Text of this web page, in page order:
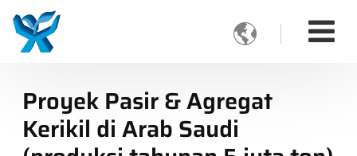

Proyek Pasir & Agregat
Kerikil di Arab Saudi